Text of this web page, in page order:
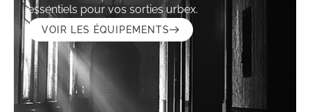
essentiels pour vos sorties urbex.
VOIR LES ÉQUIPEMENTS